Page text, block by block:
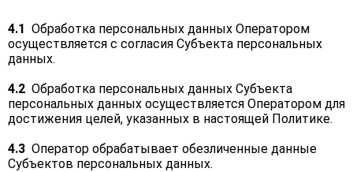
4.1 Обработка персональных данных Оператором
осуществляется с согласия Субъекта персональных
данных.
4.2 Обработка персональных данных Субъекта
персональных данных осуществляется Оператором для
достижения целей, указанных в настоящей Политике.
4.3 Оператор обрабатывает обезличенные данные
Субъектов персональных данных.